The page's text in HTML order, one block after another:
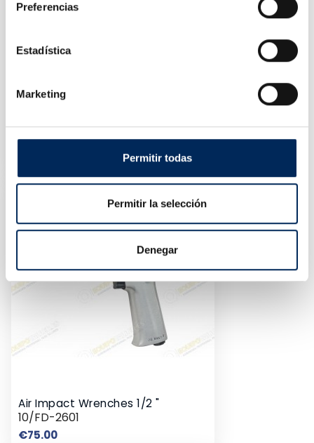
Preferencias
Estadística
Marketing
Permitir todas
Permitir la selección
Denegar
Impact Wrench 3/4 "
10/FD-4600
Air Impact Wrenches 1/2 "
10/FD-2601
€75.00Price